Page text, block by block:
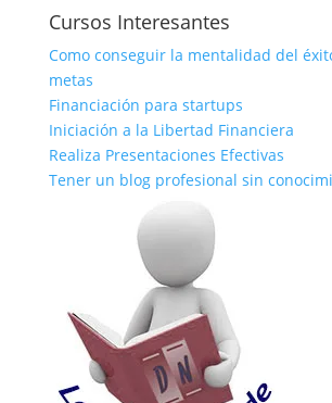
Cursos Interesantes
Como conseguir la mentalidad del
metas
Financiación para startups
Iniciación a la Libertad Financiera
Realiza Presentaciones Efectivas
Tener un blog profesional sin